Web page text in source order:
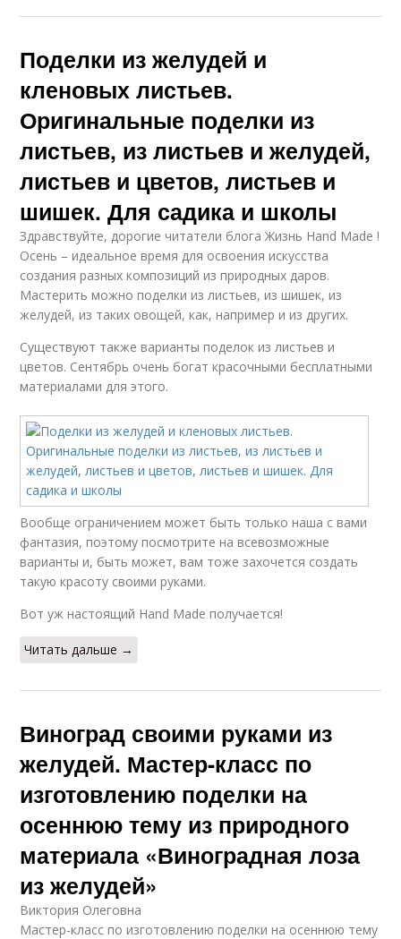
Поделки из желудей и
кленовых листьев.
Оригинальные поделки из
листьев, из листьев и желудей,
листьев и цветов, листьев и
шишек. Для садика и школы
Здравствуйте, дорогие читатели блога Жизнь Hand Made !
Осень – идеальное время для освоения искусства
создания разных композиций из природных даров.
Мастерить можно поделки из листьев, из шишек, из
желудей, из таких овощей, как, например и из других.
Существуют также варианты поделок из листьев и
цветов. Сентябрь очень богат красочными бесплатными
материалами для этого.
Вообще ограничением может быть только наша с вами
фантазия, поэтому посмотрите на всевозможные
варианты и, быть может, вам тоже захочется создать
такую красоту своими руками.
Вот уж настоящий Hand Made получается!
Читать дальше →
Виноград своими руками из
желудей. Мастер-класс по
изготовлению поделки на
осеннюю тему из природного
материала «Виноградная лоза
из желудей»
Виктория Олеговна
Мастер-класс по изготовлению поделки на осеннюю тему